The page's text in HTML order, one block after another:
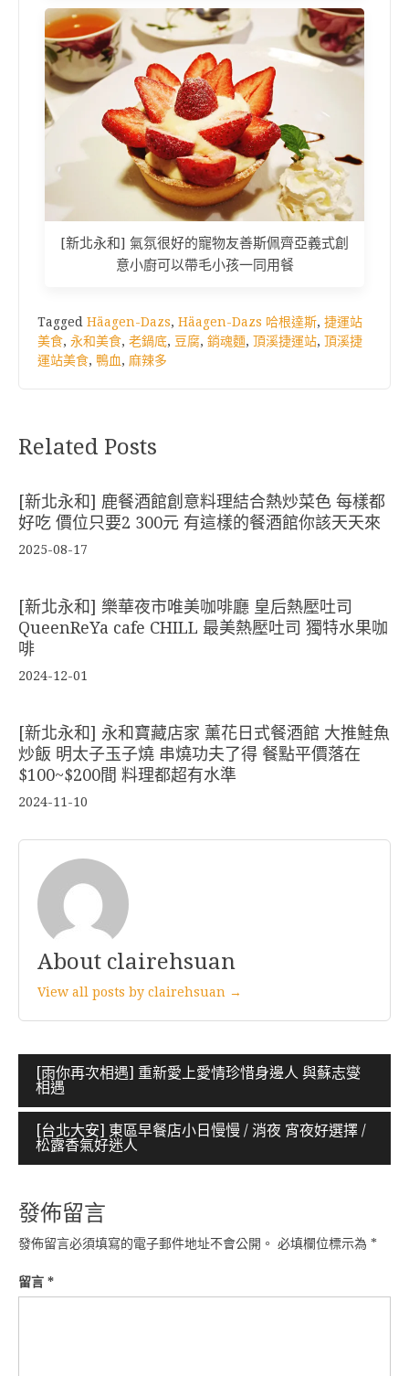
[新北永和] 氣氛很好的寵物友善斯佩齊亞義式創
意小廚可以帶毛小孩一同用餐
Tagged Häagen-Dazs, Häagen-Dazs 哈根達斯, 捷運站
美食, 永和美食, 老鍋底, 豆腐, 銷魂麵, 頂溪捷運站, 頂溪捷
運站美食, 鴨血, 麻辣多
Related Posts
[新北永和] 鹿餐酒館創意料理結合熱炒菜色 每樣都
好吃 價位只要2 300元 有這樣的餐酒館你該天天來
2025-08-17
[新北永和] 樂華夜市唯美咖啡廳 皇后熱壓吐司
QueenReYa cafe CHILL 最美熱壓吐司 獨特水果咖
啡
2024-12-01
[新北永和] 永和寶藏店家 薰花日式餐酒館 大推鮭魚
炒飯 明太子玉子燒 串燒功夫了得 餐點平價落在
$100~$200間 料理都超有水準
2024-11-10
About clairehsuan
View all posts by clairehsuan →
文
章
導
覽
[雨你再次相遇] 重新愛上愛情珍惜身邊人 與蘇志燮
相遇
[台北大安] 東區早餐店小日慢慢 / 消夜 宵夜好選擇 /
松露香氣好迷人
發佈留言
發佈留言必須填寫的電子郵件地址不會公開。 必填欄位標示為 *
留言 *